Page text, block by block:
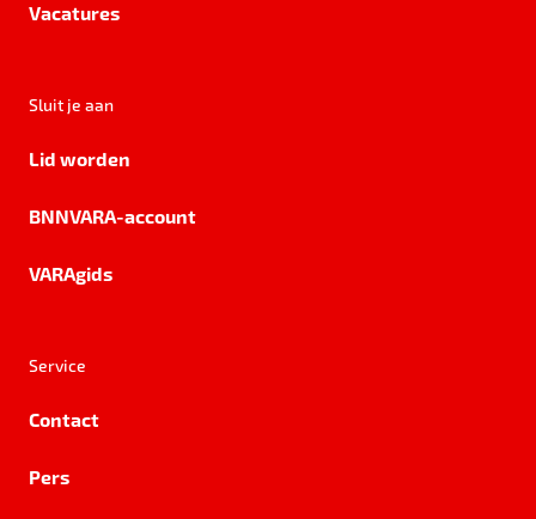
Vacatures
Sluit je aan
Lid worden
BNNVARA-account
VARAgids
Service
Contact
Pers